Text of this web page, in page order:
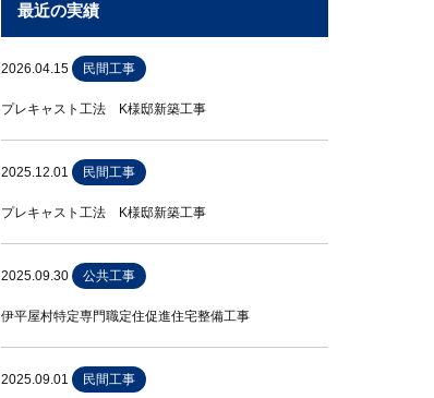
最近の実績
2026.04.15 民間工事
プレキャスト工法 K様邸新築工事
2025.12.01 民間工事
プレキャスト工法 K様邸新築工事
2025.09.30 公共工事
伊平屋村特定専門職定住促進住宅整備工事
2025.09.01 民間工事